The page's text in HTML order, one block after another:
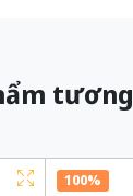
tương
100%